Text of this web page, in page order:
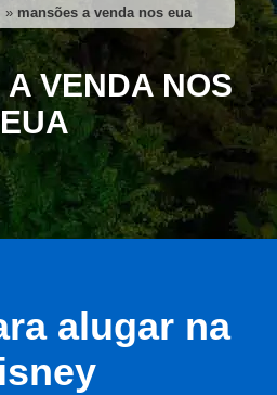
» mansões a venda nos eua
A VENDA NOS
EUA
alugar na